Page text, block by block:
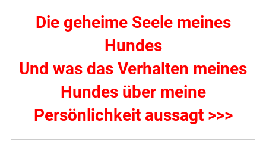
Die geheime Seele meines
Hundes
Und was das Verhalten meines
Hundes über meine
Persönlichkeit aussagt >>>